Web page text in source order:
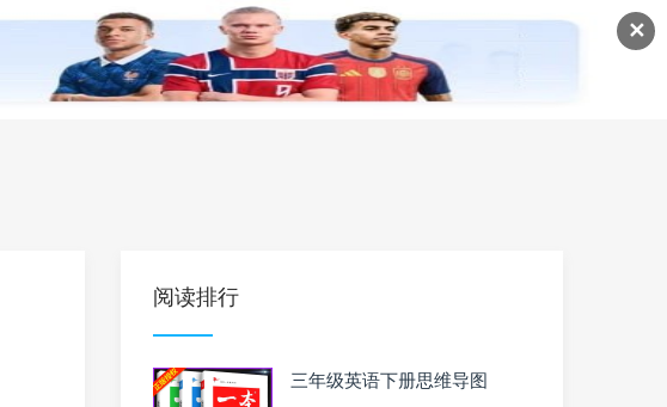
✕
高中英语 英语课程 英语资料
阅读排行
三年级英语下册思维导图